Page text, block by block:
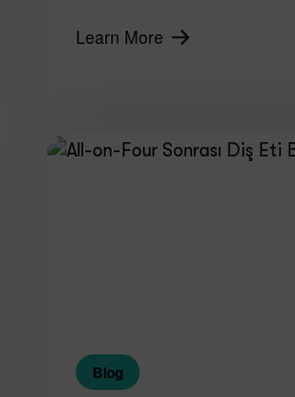
Learn More
Blog